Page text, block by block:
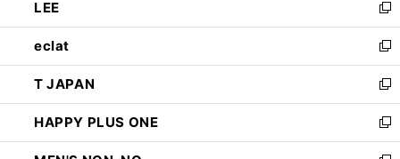
く
で
開
く
ド
ウ
で
開
く
ィ
ン
ド
ウ
で
開
く
い
ウ
ィ
ン
ド
ウ
で
開
LEE
新
し
い
ウ
ィ
ン
ド
ウ
eclat
新
し
い
ウ
ィ
ン
T JAPAN
新
し
い
ウ
HAPPY PLUS ONE
新
し